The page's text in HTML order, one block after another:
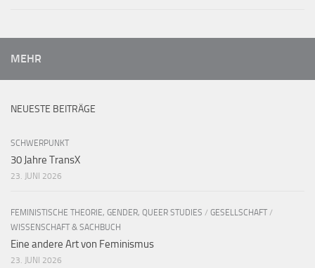
MEHR
NEUESTE BEITRÄGE
SCHWERPUNKT
30 Jahre TransX
23. JUNI 2026
FEMINISTISCHE THEORIE, GENDER, QUEER STUDIES / GESELLSCHAFT /
WISSENSCHAFT & SACHBUCH
Eine andere Art von Feminismus
23. JUNI 2026